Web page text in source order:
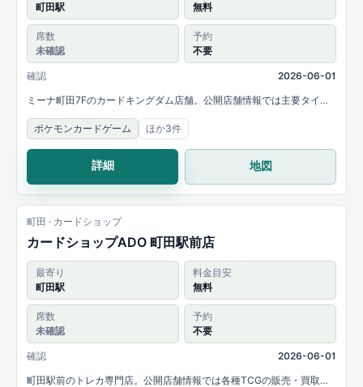
町田駅
無料
席数
未確認
予約
不要
確認
2026-06-01
ミーナ町田7Fのカードキングダム店舗。公開店舗情報では主要タイト
ルのシングルカード販売が案内されています。
ポケモンカードゲーム
ほか3件
詳細 地図
町田 · カードショップ
カードショップADO 町田駅前店
最寄り
町田駅
料金目安
無料
席数
未確認
予約
不要
確認
2026-06-01
町田駅前のトレカ専門店。公開店舗情報では各種TCGの販売・買取と